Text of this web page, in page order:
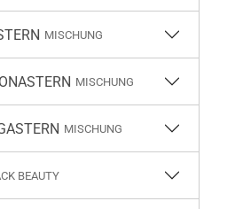
MISCHUNG
MISCHUNG
MISCHUNG
BEAUTY